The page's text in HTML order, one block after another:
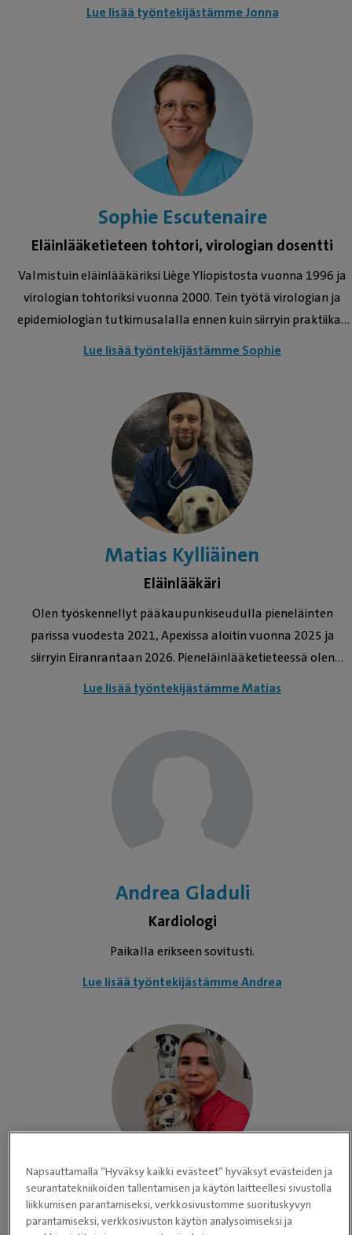
kauppatieteiden maisteri ja toimii klinikan johtajana
Eiranrannassa. Jonnan mielestä hänen tärkein
työtehtävänsä on varmistaa klinikkansa työhyvinvointi ja -
turvallisuus sekä auttaa ja tukea tiimiläisiänsä kehittymään
omalla työurallansa. Hän uskoo tämän heijastuvan myös
lemmikkien hyvinvointiin ja asiakastyytyväisyyteen. Vapaa-
ajalla Jonnan löytää todennäköisesti lenkkipolulta Rasmus-
colliepojan kanssa tai kuntosalilta.
Lue lisää työntekijästämme Jonna
Sophie Escutenaire
Eläinlääketieteen tohtori, virologian dosentti
Valmistuin eläinlääkäriksi Liège Yliopistosta vuonna 1996 ja
virologian tohtoriksi vuonna 2000. Tein työtä virologian ja
epidemiologian tutkimusalalla ennen kuin siirryin praktiikan
vuodesta 2013. Tein päivystystyötä ennen kuin keskityin
myös vastaavana eläinlääkärinä. Erityiset kiinnostuksen
kohteeni ovat sisätaudit, tarttuvat taudit ja
pehmytkudoskirurgia. Palvelen suomeksi, ruotsiksi,
englanniksi ja ranskaksi.
Lue lisää työntekijästämme Sophie
Matias Kylliäinen
Eläinlääkäri
Olen työskennellyt pääkaupunkiseudulla pieneläinten
parissa vuodesta 2021, Apexissa aloitin vuonna 2025 ja
siirryin Eiranrantaan 2026. Pieneläinlääketieteessä olen
ja konkreettiseen käsillä tekemiseen saa yhdistettya
Lue lisää työntekijästämme Matias
Andrea Gladuli
Kardiologi
Paikalla erikseen sovitusti.
Lue lisää työntekijästämme Andrea
Johanna Tammela
Avustaja, eläinlääketieteen opiskelija
Napsauttamalla ”Hyväksy kaikki evästeet” hyväksyt evästeiden ja
seurantatekniikoiden tallentamisen ja käytön laitteellesi sivustolla
liikkumisen parantamiseksi, verkkosivustomme suorituskyvyn
parantamiseksi, verkkosivuston käytön analysoimiseksi ja